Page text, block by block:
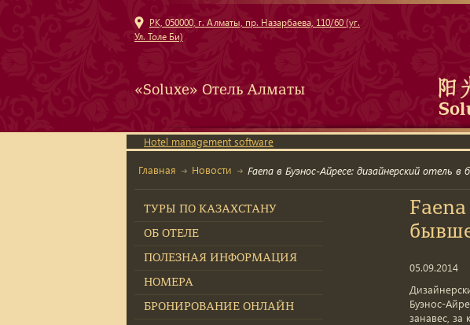
РК, 050000, г. Алматы, пр. Назарбаева, 110/60 (уг.
Ул. Толе Би)
«Soluxe» Отель Алматы
Hotel management software
Главная Новости Faena в Буэнос-Айресе: дизайнерский
ТУРЫ ПО КАЗАХСТАНУ
ОБ ОТЕЛЕ
ПОЛЕЗНАЯ ИНФОРМАЦИЯ
НОМЕРА
БРОНИРОВАНИЕ ОНЛАЙН
05.09.2014
Буэнос-
занавес, за